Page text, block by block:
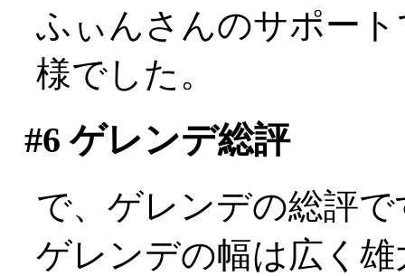
ふぃんさんのサポー
様でした。
#6 ゲレンデ総評
で、ゲレンデの総評で
ゲレンデの幅は広く